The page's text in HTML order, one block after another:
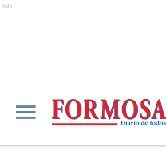
Ads